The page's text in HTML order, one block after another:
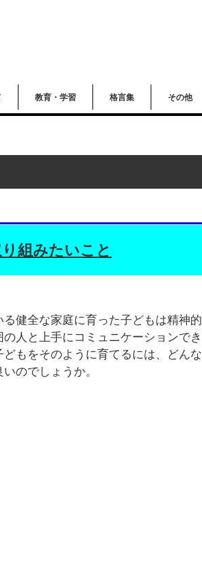
教育・学習 格言集 その他
組みたいこと
健全な家庭に育った子どもは精神的
人と上手にコミュニケーションでき
もをそのように育てるには、どんな
のでしょうか。